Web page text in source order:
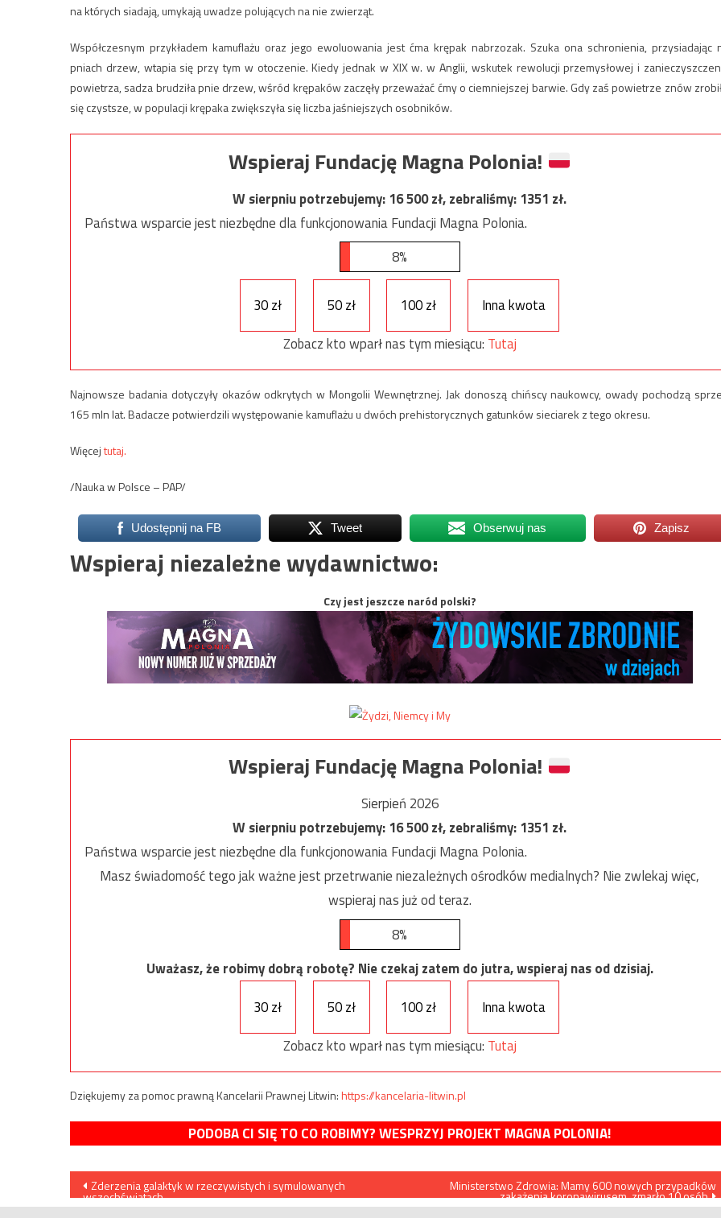
na których siadają, umykają uwadze polujących na nie zwierząt.
Współczesnym przykładem kamuflażu oraz jego ewoluowania jest ćma krępak nabrzozak. Szuka ona schronienia, przysiadając
pniach drzew, wtapia się przy tym w otoczenie. Kiedy jednak w XIX w. w Anglii, wskutek rewolucji przemysłowej i
powietrza, sadza brudziła pnie drzew, wśród krępaków zaczęły przeważać ćmy o ciemniejszej barwie. Gdy zaś powietrze znów
się czystsze, w populacji krępaka zwiększyła się liczba jaśniejszych osobników.
Wspieraj Fundację Magna Polonia!
W sierpniu potrzebujemy:16 500zł, zebraliśmy:1351 zł.
Państwa wsparcie jest niezbędne dla funkcjonowania Fundacji Magna Polonia.
8%
30 zł 50 zł 100 zł
Inna kwota
Zobacz kto wparł nas tym miesiącu: Tutaj
Najnowsze badania dotyczyły okazów odkrytych w Mongolii Wewnętrznej. Jak donoszą chińscy naukowcy, owady pochodzą
165 mln lat. Badacze potwierdzili występowanie kamuflażu u dwóch prehistorycznych gatunków sieciarek z tego okresu.
Więcejtutaj.
/Nauka w Polsce – PAP/
Udostępnij na FB Tweet Obserwuj nas Zapisz
Wspieraj niezależne wydawnictwo:
Czy jest jeszcze naród polski?
Wspieraj Fundację Magna Polonia!
Sierpień 2026
W sierpniu potrzebujemy:16 500zł, zebraliśmy:1351 zł.
Państwa wsparcie jest niezbędne dla funkcjonowania Fundacji Magna Polonia.
Masz świadomość tego jak ważne jest przetrwanie niezależnych ośrodków medialnych? Nie zwlekaj więc,
wspieraj nas już od teraz.
8%
Uważasz, że robimy dobrą robotę? Nie czekaj zatem do jutra, wspieraj nas od dzisiaj.
30 zł
50 zł 100 zł
Inna kwota
Zobacz kto wparł nas tym miesiącu: Tutaj
Dziękujemy za pomoc prawną Kancelarii Prawnej Litwin:https://kancelaria-litwin.pl
PODOBA CI SIĘ TO CO ROBIMY? WESPRZYJ PROJEKT MAGNA POLONIA!
Nawigacja
Zderzenia galaktyk w rzeczywistych i symulowanych
wszechświatach
Ministerstwo Zdrowia: Mamy 600 nowych przypadków
zakażenia koronawirusem, zmarło 10 osób